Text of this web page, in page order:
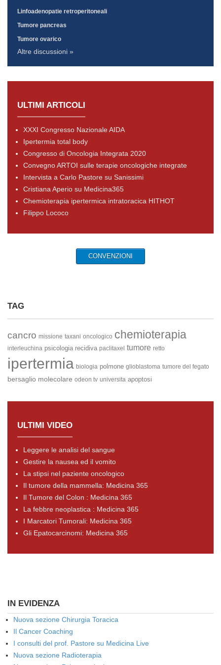
Linfoadenopatie retroperitoneali
Tumore pancreas
Tumore ovarico
Altre discussioni »
ULTIMI ARTICOLI
XXXI Congresso Nazionale AIDA
Ipertermia total body
Congresso di Oncologia Integrata 2020
Convegno ARTOI sulle terapie oncologiche integrate
Intervista a Carlo Pastore su Sanissimi
Cristiana Aperio su Medicina365
Chemioterapia ipertermica intratoracica HITHOT
Filippo Lococo
CONVENZIONI
TAG
cancro missione taxani oncologico chemioterapia
interleuchina psicologia recidiva paclitaxel tumore retto
ipertermia biologia polmone glioblastoma tumore del fegato
bersaglio molecolare odeon tv universita apoptosi
ULTIMI VIDEO
Leggere le analisi del sangue
Gestire la nausea ed il vomito
La stipsi nel paziente oncologico
Il tumore della mammella: Medicina 365
Il Tumore del Colon : Medicina 365
La febbre neoplastica : Medicina 365
I Marcatori Tumorali: Medicina 365
Gli Epatocarcinomi: Medicina 365
IN EVIDENZA
Nuova sezione Chirurgia Toracica
Il Cancer Coaching
I consulti del prof. Pastore su Medicina Live
Nuova sezione Radioterapia